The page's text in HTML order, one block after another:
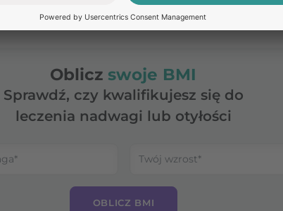
Obliczswoje BMI
Sprawdź, czy kwalifikujesz się do
leczenia nadwagi lub otyłości
OBLICZ BMI